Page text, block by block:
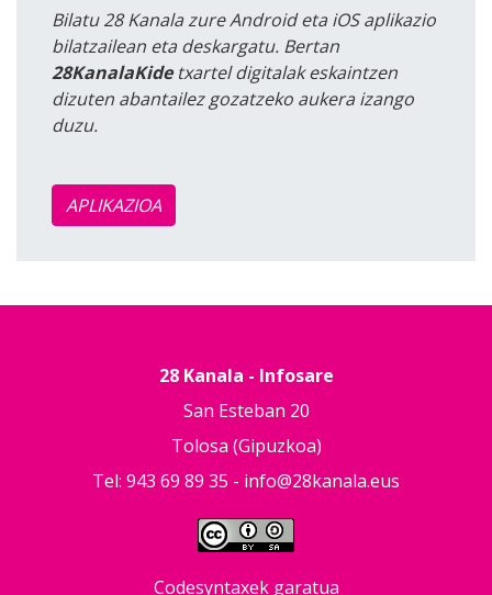
Bilatu 28 Kanala zure Android eta iOS aplikazio
bilatzailean eta deskargatu. Bertan
28KanalaKidetxartel digitalak eskaintzen
dizuten abantailez gozatzeko aukera izango
duzu.
APLIKAZIOA
28 Kanala - Infosare
San Esteban 20
Tolosa (Gipuzkoa)
Tel: 943 69 89 35 - info@28kanala.eus
Codesyntaxek garatua